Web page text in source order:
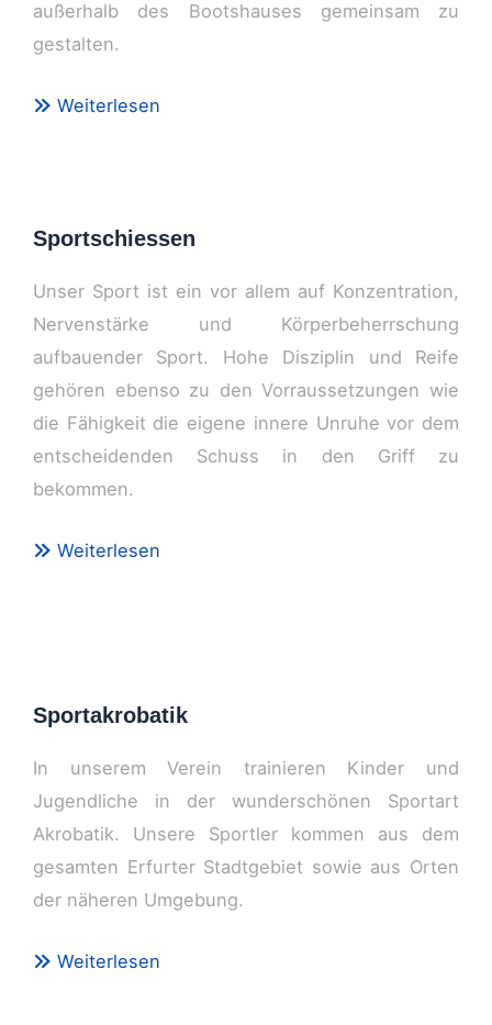
außerhalb des Bootshauses gemeinsam zu
gestalten.
Weiterlesen
Sportschiessen
Unser Sport ist ein vor allem auf Konzentration,
Nervenstärke und Körperbeherrschung
aufbauender Sport. Hohe Disziplin und Reife
gehören ebenso zu den Vorraussetzungen wie
die Fähigkeit die eigene innere Unruhe vor dem
entscheidenden Schuss in den Griff zu
bekommen.
Weiterlesen
Sportakrobatik
In unserem Verein trainieren Kinder und
Jugendliche in der wunderschönen Sportart
Akrobatik. Unsere Sportler kommen aus dem
gesamten Erfurter Stadtgebiet sowie aus Orten
der näheren Umgebung.
Weiterlesen